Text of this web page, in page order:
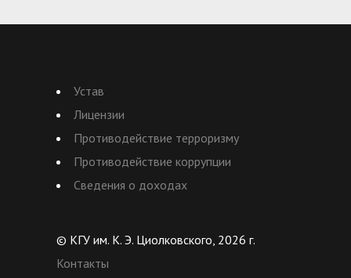
Устав
Лицензии
Противодействие терроризму
Противодействие коррупции
Сведения о доходах
© КГУ им. К. Э. Циолковского, 2026 г.
Контакты